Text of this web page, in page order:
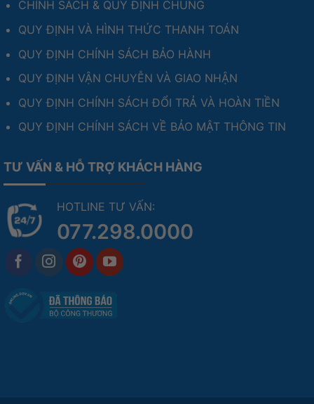
CHÍNH SÁCH & QUY ĐỊNH CHUNG
QUY ĐỊNH VÀ HÌNH THỨC THANH TOÁN
QUY ĐỊNH CHÍNH SÁCH BẢO HÀNH
QUY ĐỊNH VẬN CHUYỄN VÀ GIAO NHẬN
QUY ĐỊNH CHÍNH SÁCH ĐỔI TRẢ VÀ HOÀN TIỀN
QUY ĐỊNH CHÍNH SÁCH VỀ BẢO MẬT THÔNG TIN
TƯ VẤN & HỖ TRỢ KHÁCH HÀNG
HOTLINE TƯ VẤN:
077.298.0000